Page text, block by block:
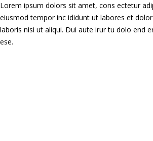
Lorem ipsum dolors sit amet, cons ectetur
eiusmod tempor inc ididunt ut labores et
laboris nisi ut aliqui. Dui aute irur tu dolo end
ese.